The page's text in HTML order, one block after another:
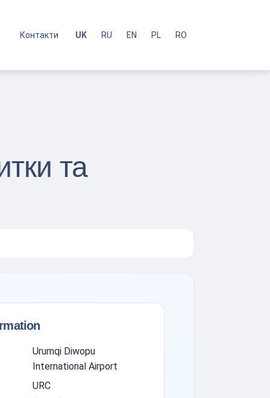
Контакти UK RU EN PL RO
та
Urumqi Diwopu
International Airport
URC